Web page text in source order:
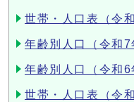
世帯・人口表（令
年齢別人口（令和7
年齢別人口（令和6
世帯・人口表（令